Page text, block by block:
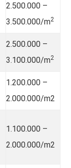
2.500.000 –
3.500.000/m2
2.500.000 –
3.100.000/m2
1.200.000 –
2.000.000/m2
1.100.000 –
2.000.000/m2